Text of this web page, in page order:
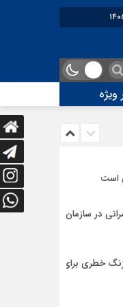
ویژه
حکمرانی در سازمان تأمین
است
در سازمان
خطری برای